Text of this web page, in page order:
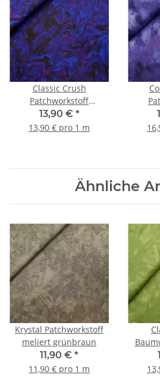
Classic Crush
Patchworkstoff
Batikoptik lila, blau
13,90 € *
13,90 € pro 1 m
Ähnliche
Krystal Patchworkstoff
meliert grünbraun
11,90 € *
11,90 € pro 1 m